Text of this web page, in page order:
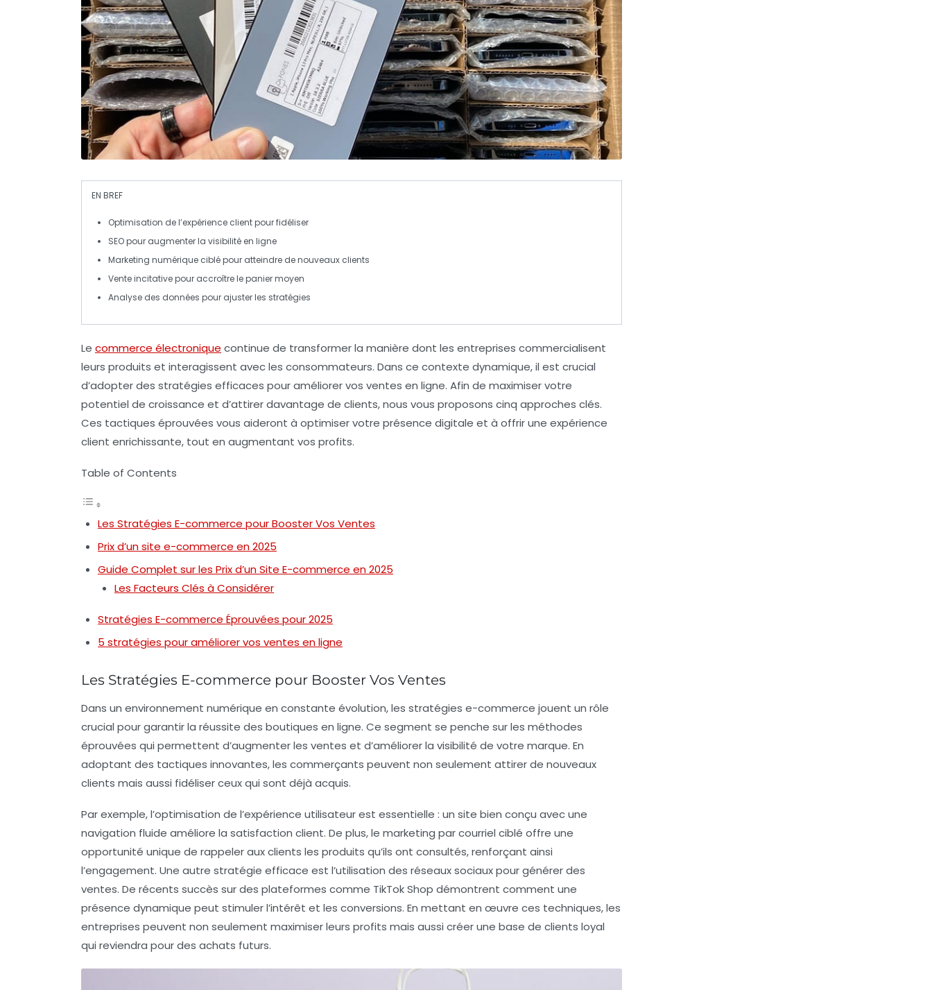
EN BREF
Optimisation de l’expérience client pour fidéliser
SEOpour augmenter la visibilité en ligne
Marketing numérique ciblé pour atteindre de nouveaux clients
Vente incitativepour accroître le panier moyen
Analyse des données pour ajuster les stratégies
Le commerce électronique continue de transformer la manière dont les entreprises commercialisent
leurs produits et interagissent avec les consommateurs. Dans ce contexte dynamique, il est crucial
d’adopter des stratégies efficaces pour améliorer vos ventes en ligne. Afin de maximiser votre
potentiel de croissance et d’attirer davantage de clients, nous vous proposons cinq approches clés.
Ces tactiques éprouvées vous aideront à optimiser votre présence digitale et à offrir une expérience
client enrichissante, tout en augmentant vos profits.
Table of Contents
Les Stratégies E-commerce pour Booster Vos Ventes
Prix d’un site e-commerce en 2025
Guide Complet sur les Prix d’un Site E-commerce en 2025
Les Facteurs Clés à Considérer
Stratégies E-commerce Éprouvées pour 2025
5 stratégies pour améliorer vos ventes en ligne
Les Stratégies E-commerce pour Booster Vos Ventes
Dans un environnement numérique en constante évolution, les stratégies e-commerce jouent un rôle
crucial pour garantir la réussite des boutiques en ligne. Ce segment se penche sur les méthodes
éprouvées qui permettent d’augmenter les ventes et d’améliorer la visibilité de votre marque. En
adoptant des tactiques innovantes, les commerçants peuvent non seulement attirer de nouveaux
clients mais aussi fidéliser ceux qui sont déjà acquis.
Par exemple, l’optimisation de l’expérience utilisateur est essentielle : un site bien conçu avec une
navigation fluide améliore la satisfaction client. De plus, le marketing par courriel ciblé offre une
opportunité unique de rappeler aux clients les produits qu’ils ont consultés, renforçant ainsi
l’engagement. Une autre stratégie efficace est l’utilisation des réseaux sociaux pour générer des
ventes. De récents succès sur des plateformes comme TikTok Shop démontrent comment une
présence dynamique peut stimuler l’intérêt et les conversions. En mettant en œuvre ces techniques, les
entreprises peuvent non seulement maximiser leurs profits mais aussi créer une base de clients loyal
qui reviendra pour des achats futurs.